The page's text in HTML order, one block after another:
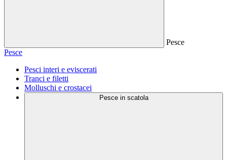
Pesce
Pesce
Pesci interi e eviscerati
Tranci e filetti
Molluschi e crostacei
Pesce in scatola